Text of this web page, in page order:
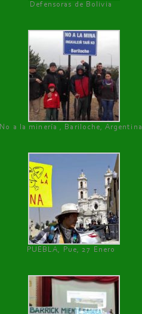
Defensoras de Bolivia
No a la minería , Bariloche, Argentina
PUEBLA, Pue, 27 Enero